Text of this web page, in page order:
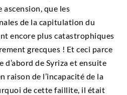
que les
de la capitulation du
encore plus catastrophiques
grecques ! Et ceci parce
d’abord de Syriza et ensuite
raison de l’incapacité de la
de cette faillite, il était